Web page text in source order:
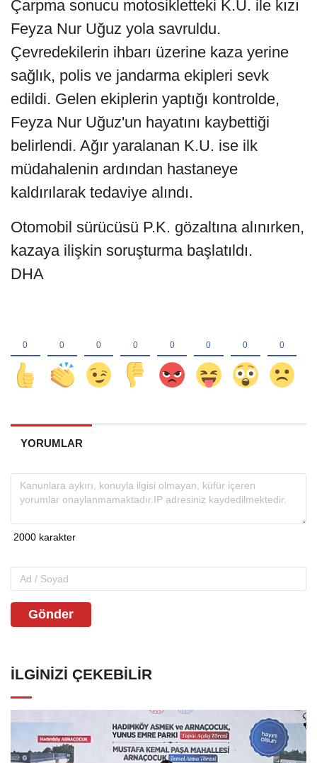
Çarpma sonucu motosikletteki K.U. ile kızı
Feyza Nur Uğuz yola savruldu.
Çevredekilerin ihbarı üzerine kaza yerine
sağlık, polis ve jandarma ekipleri sevk
edildi. Gelen ekiplerin yaptığı kontrolde,
Feyza Nur Uğuz'un hayatını kaybettiği
belirlendi. Ağır yaralanan K.U. ise ilk
müdahalenin ardından hastaneye
kaldırılarak tedaviye alındı.
Otomobil sürücüsü P.K. gözaltına alınırken,
kazaya ilişkin soruşturma başlatıldı.
DHA
YORUMLAR
Gönder
İLGINIZI ÇEKEBILIR